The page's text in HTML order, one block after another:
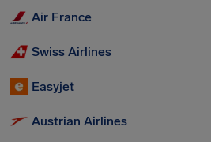
Air France
Swiss Airlines
Easyjet
Austrian Airlines